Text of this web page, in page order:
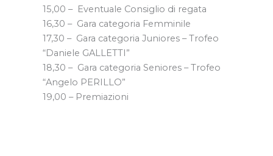
15,00 – Eventuale Consiglio di regata
16,30 – Gara categoria Femminile
17,30 – Gara categoria Juniores – Trofeo
“Daniele GALLETTI”
18,30 – Gara categoria Seniores – Trofeo
“Angelo PERILLO”
19,00 – Premiazioni